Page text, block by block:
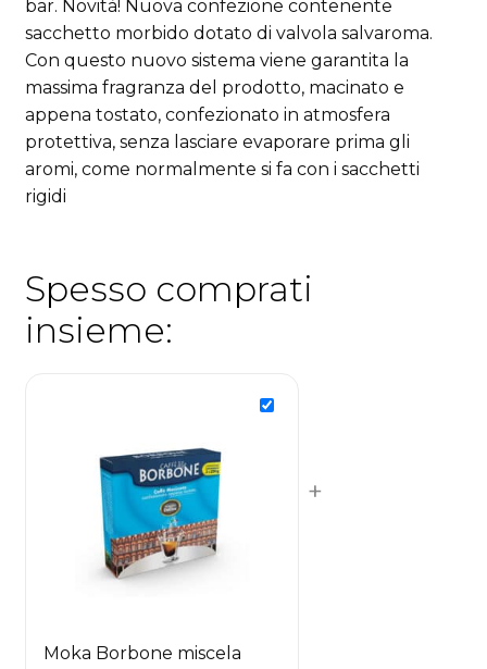
bar. Novità! Nuova confezione contenente
sacchetto morbido dotato di valvola salvaroma.
Con questo nuovo sistema viene garantita la
massima fragranza del prodotto, macinato e
appena tostato, confezionato in atmosfera
protettiva, senza lasciare evaporare prima gli
aromi, come normalmente si fa con i sacchetti
rigidi
Spesso comprati
insieme:
Moka Borbone miscela
+